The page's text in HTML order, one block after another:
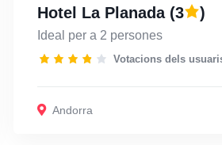
Hotel La Planada(3 )
Ideal per a 2 persones
Votacions dels
Andorra